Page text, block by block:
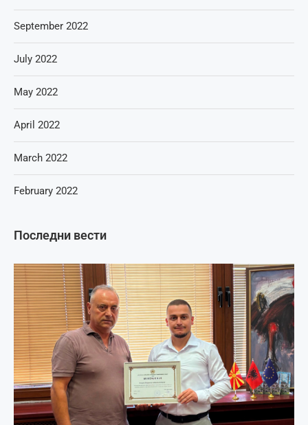
Последни вести
September 2022
July 2022
May 2022
April 2022
March 2022
February 2022